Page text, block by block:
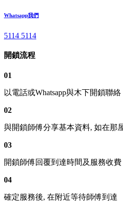
Whatsapp我們
5114 5114
開鎖流程
01
以電話或Whatsapp與木下開鎖聯絡
02
與開鎖師傅分享基本資料, 如在那
03
開鎖師傅回覆到達時間及服務收費
04
確定服務後, 在附近等待師傅到達